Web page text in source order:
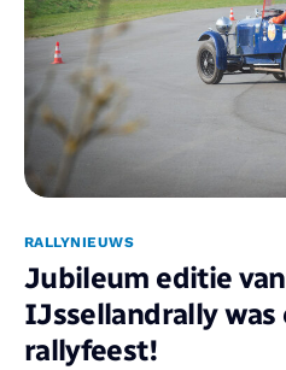
RALLYNIEUWS
Jubileum editie
IJssellandrally was
rallyfeest!